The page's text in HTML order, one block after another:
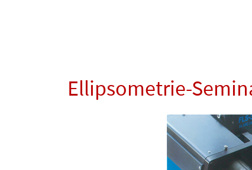
Ellipsometrie-